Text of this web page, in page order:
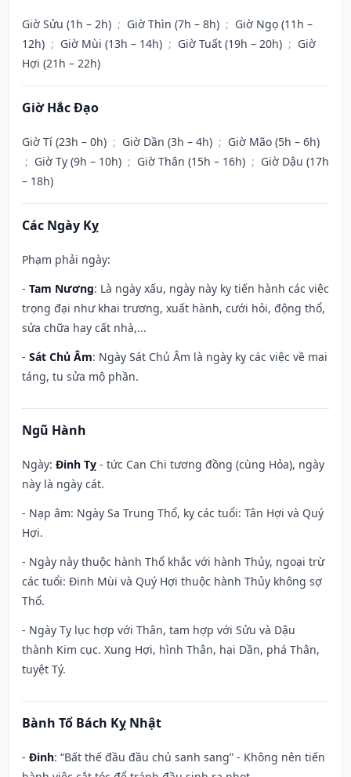
Giờ Sửu (1h – 2h) ; Giờ Thìn (7h – 8h) ; Giờ Ngọ (11h –
12h) ; Giờ Mùi (13h – 14h) ; Giờ Tuất (19h – 20h) ; Giờ
Hợi (21h – 22h)
Giờ Hắc Đạo
Giờ Tí (23h – 0h) ; Giờ Dần (3h – 4h) ; Giờ Mão (5h – 6h)
; Giờ Tỵ (9h – 10h) ; Giờ Thân (15h – 16h) ; Giờ Dậu (17h
– 18h)
Các Ngày Kỵ
Phạm phải ngày:
- Tam Nương: Là ngày xấu, ngày này kỵ tiến hành các việc
trọng đại như khai trương, xuất hành, cưới hỏi, động thổ,
sửa chữa hay cất nhà,...
- Sát Chủ Âm: Ngày Sát Chủ Âm là ngày kỵ các việc về mai
táng, tu sửa mộ phần.
Ngũ Hành
Ngày: Đinh Tỵ - tức Can Chi tương đồng (cùng Hỏa), ngày
này là ngày cát.
- Nạp âm: Ngày Sa Trung Thổ, kỵ các tuổi: Tân Hợi và Quý
Hợi.
- Ngày này thuộc hành Thổ khắc với hành Thủy, ngoại trừ
các tuổi: Đinh Mùi và Quý Hợi thuộc hành Thủy không sợ
Thổ.
- Ngày Tỵ lục hợp với Thân, tam hợp với Sửu và Dậu
thành Kim cục. Xung Hợi, hình Thân, hại Dần, phá Thân,
tuyệt Tý.
Bành Tổ Bách Kỵ Nhật
- Đinh: “Bất thế đầu đầu chủ sanh sang” - Không nên tiến